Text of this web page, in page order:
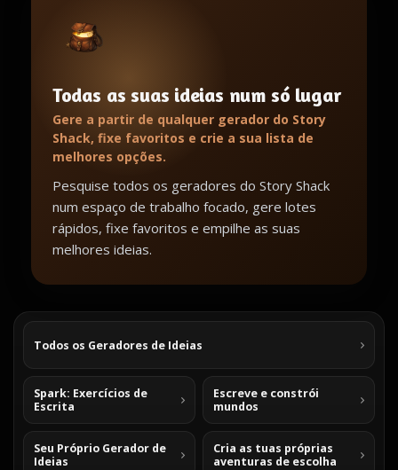
Todas as suas ideias num só lugar
Gere a partir de qualquer gerador do Story
Shack, fixe favoritos e crie a sua lista de
melhores opções.
Pesquise todos os geradores do Story Shack
num espaço de trabalho focado, gere lotes
rápidos, fixe favoritos e empilhe as suas
melhores ideias.
Todos os Geradores de Ideias
Spark: Exercícios de
Escrita
Escreve e constrói
mundos
Seu Próprio Gerador de
Ideias
Cria as tuas próprias
aventuras de escolha